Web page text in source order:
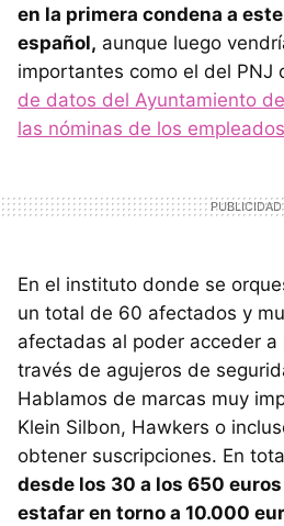
en la primera condena a
español, aunque luego
importantes como el del PNJ
de datos del Ayuntamiento
las nóminas de los empleados
En el instituto donde se
un total de 60 afectados y
afectadas al poder acceder a
través de agujeros de
Hablamos de marcas muy
Klein Silbon, Hawkers o
obtener suscripciones. En
desde los 30 a los 650
estafar en torno a 10.000